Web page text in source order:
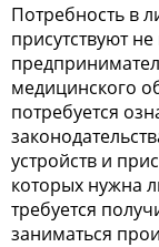
Потребность в
присутствуют
медицинского
потребуется
устройств и
которых нужна
требуется
заниматься